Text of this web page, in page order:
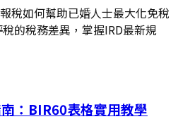
稅如何幫助已婚人士最大化免稅
的稅務差異，掌握IRD最新規
：BIR60表格實用教學